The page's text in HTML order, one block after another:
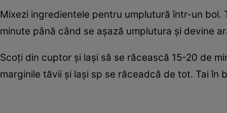
Mixezi ingredientele pentru umplutură într-un bol.
minute până când se aşază umplutura şi devine
Scoţi din cuptor şi laşi să se răcească 15-20 de
marginile tăvii şi laşi sp se răceadcă de tot. Tai în